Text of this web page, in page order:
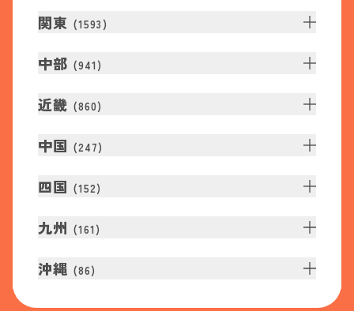
関東 (1593 )
中部 (941 )
近畿 (860)
中国 (247)
四国 (152)
九州 (161 )
沖縄 (86)